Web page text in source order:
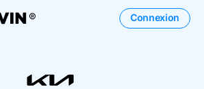
Connexion